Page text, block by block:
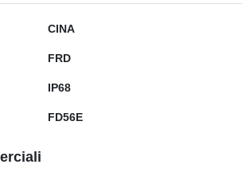
CINA
FRD
IP68
FD56E